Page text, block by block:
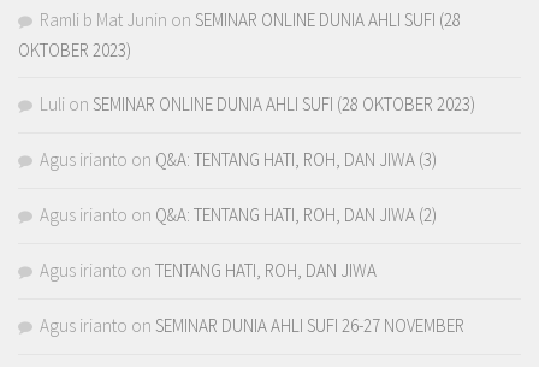
Ramli b Mat Junin on SEMINAR ONLINE DUNIA AHLI SUFI (28
OKTOBER 2023)
Luli on SEMINAR ONLINE DUNIA AHLI SUFI (28 OKTOBER 2023)
Agus irianto on Q&A: TENTANG HATI, ROH, DAN JIWA (3)
Agus irianto on Q&A: TENTANG HATI, ROH, DAN JIWA (2)
Agus irianto on TENTANG HATI, ROH, DAN JIWA
Agus irianto on SEMINAR DUNIA AHLI SUFI 26-27 NOVEMBER